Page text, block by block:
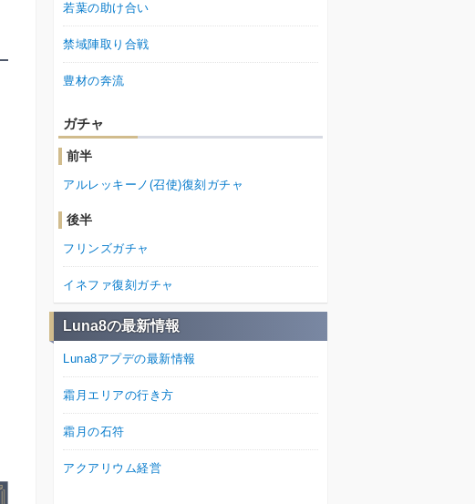
若葉の助け合い
禁域陣取り合戦
豊材の奔流
ガチャ
前半
アルレッキーノ(召使)復刻ガチャ
後半
フリンズガチャ
イネファ復刻ガチャ
Luna8の最新情報
Luna8アプデの最新情報
霜月エリアの行き方
霜月の石符
アクアリウム経営